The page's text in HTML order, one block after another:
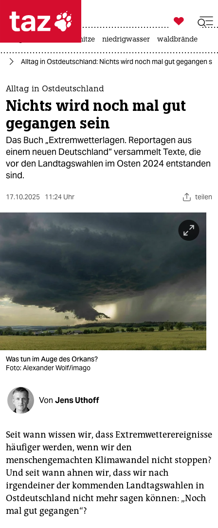
 taz zahl ich
taz zahl ich
themen
politik
öko
gesellschaft
kultur
sport
berlin
nord
wahrheit
verlag
verlag
veranstaltungen
shop
fragen & hilfe
abo
epaper login

taz zahl ich
hitze niedrigwasser waldbrände
Alltag in Ostdeutschland: Nichts wird noch mal gut gegangen
Alltag in Ostdeutschland
Nichts wird noch mal gut
gegangen sein
Das Buch „Extremwetterlagen. Reportagen aus
einem neuen Deutschland“ versammelt Texte, die
vor den Landtagswahlen im Osten 2024 entstanden
sind.
17.10.2025 11:24 Uhr teilen
Was tun im Auge des Orkans?
Foto: Alexander Wolf/imago
Von Jens Uthoff
Seit wann wissen wir, dass Extremwetterereignisse
häufiger werden, wenn wir den
menschengemachten Klimawandel nicht stoppen?
Und seit wann ahnen wir, dass wir nach
irgendeiner der kommenden Landtagswahlen in
Ostdeutschland nicht mehr sagen können: „Noch
mal gut gegangen“?